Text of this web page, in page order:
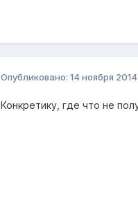
Опубликовано: 14 ноября 2014
Конкретику, где что не